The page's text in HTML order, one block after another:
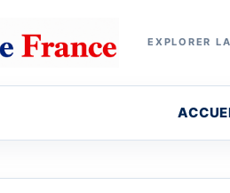
EXPLORER